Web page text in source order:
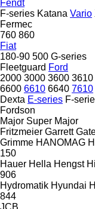
Fendt
F-series Katana Vario
Fermec
760 860
Fiat
180-90 500 G-series
Fleetguard Ford
2000 3000 3600 3610
6600 6610 6640 7610
Dexta E-series F-
Fordson
Major Super Major
Fritzmeier Garrett
Grimme HANOMAG
150
Hauer Hella Hengst
906
Hydromatik Hyundai
844
JCB